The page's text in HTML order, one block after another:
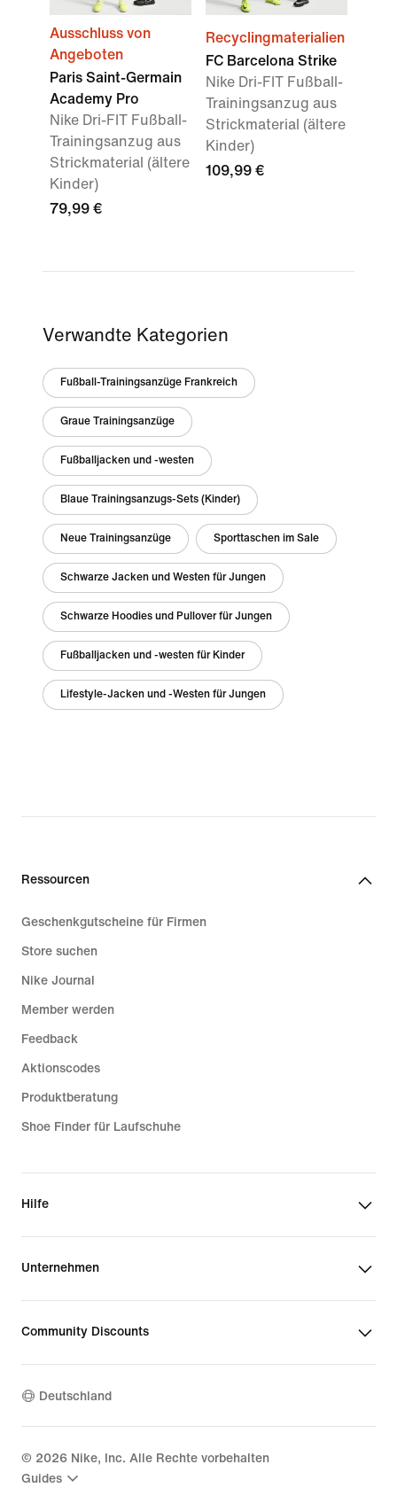
Ausschluss von
Angeboten
Paris Saint-Germain
Academy Pro
Nike Dri-FIT Fußball-
Trainingsanzug aus
Strickmaterial (ältere
Kinder)
79,99 €
Recyclingmaterialien
FC Barcelona Strike
Nike Dri-FIT Fußball-
Trainingsanzug aus
Strickmaterial (ältere
Kinder)
109,99 €
Verwandte Kategorien
Fußball-Trainingsanzüge Frankreich
Graue Trainingsanzüge
Fußballjacken und -westen
Blaue Trainingsanzugs-Sets (Kinder)
Neue Trainingsanzüge Sporttaschen im Sale
Schwarze Jacken und Westen für Jungen
Schwarze Hoodies und Pullover für Jungen
Fußballjacken und -westen für Kinder
Lifestyle-Jacken und -Westen für Jungen
Ressourcen
Geschenkgutscheine für Firmen
Store suchen
Nike Journal
Member werden
Feedback
Aktionscodes
Produktberatung
Shoe Finder für Laufschuhe
Hilfe
Unternehmen
Community Discounts
Deutschland
© 2026 Nike, Inc. Alle Rechte vorbehalten
Guides